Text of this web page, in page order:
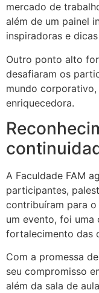
mercado de
além de um painel
inspiradoras e
Outro ponto alto
desafiaram os
mundo
enriquecedora.
A Faculdade FAM
participantes,
contribuíram para
um evento, foi
fortalecimento das
Com a promessa
seu compromisso
além da sala de